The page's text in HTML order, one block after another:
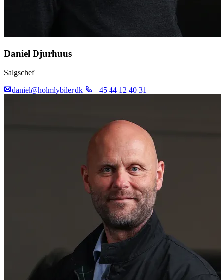
Daniel Djurhuus
Salgschef
daniel@holmlybiler.dk +45 44 12 40 31